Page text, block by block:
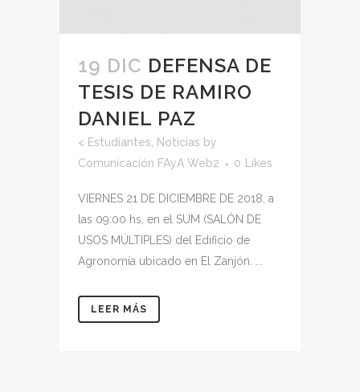
19 DIC DEFENSA DE
TESIS DE RAMIRO
DANIEL PAZ
< Estudiantes Noticias by
Comunicación FAyA Web2
0 Likes
VIERNES 21 DE DICIEMBRE DE 2018, a
las 09:00 hs, en el SUM (SALÓN DE
USOS MÚLTIPLES) del Edificio de
Agronomía ubicado en El Zanjón. ...
LEER MÁS